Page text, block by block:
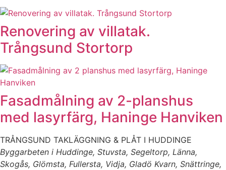
Renovering av villatak.
Trångsund Stortorp
Fasadmålning av 2-planshus
med lasyrfärg, Haninge Hanviken
TRÅNGSUND TAKLÄGGNING & PLÅT I HUDDINGE
Byggarbeten i Huddinge, Stuvsta, Segeltorp, Länna,
Skogås, Glömsta, Fullersta, Vidja, Gladö Kvarn, Snättringe,